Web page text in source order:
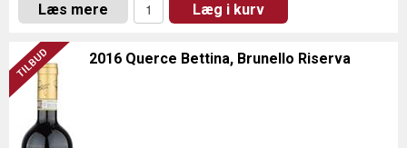
Læs mere Læg i kurv
2016 Querce Bettina, Brunello Riserva